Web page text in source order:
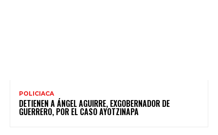
POLICIACA
DETIENEN A ÁNGEL AGUIRRE, EXGOBERNADOR DE
GUERRERO, POR EL CASO AYOTZINAPA